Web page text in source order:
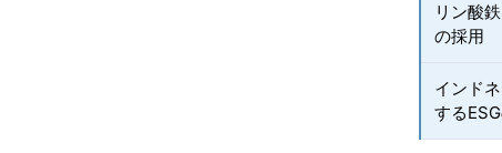
リン酸
の採用
インド
する